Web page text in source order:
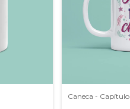
Caneca - Capítulo